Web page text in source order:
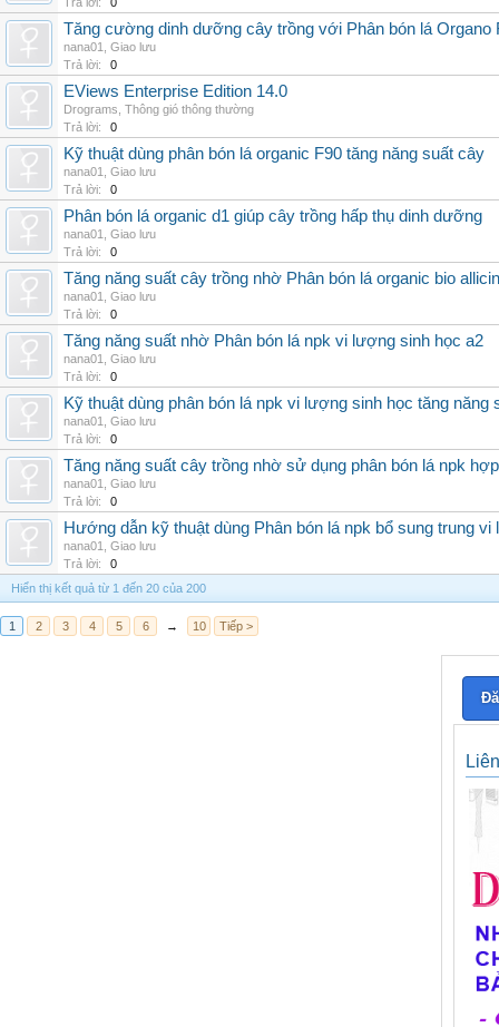
Tăng cường dinh dưỡng cây trồng với Phân bón lá Organo
nana01
Giao lưu
Trả lời:
0
EViews Enterprise Edition 14.0
Drograms Thông gió thông thường
Trả lời:
0
Kỹ thuật dùng phân bón lá organic F90 tăng năng suất cây
nana01
Giao lưu
Trả lời:
0
Phân bón lá organic d1 giúp cây trồng hấp thụ dinh dưỡng
nana01
Giao lưu
Trả lời:
0
Tăng năng suất cây trồng nhờ Phân bón lá organic bio allicin
nana01
Giao lưu
Trả lời:
0
Tăng năng suất nhờ Phân bón lá npk vi lượng sinh học a2
nana01
Giao lưu
Trả lời:
0
Kỹ thuật dùng phân bón lá npk vi lượng sinh học tăng năng
nana01
Giao lưu
Trả lời:
0
Tăng năng suất cây trồng nhờ sử dụng phân bón lá npk
nana01
Giao lưu
Trả lời:
0
Hướng dẫn kỹ thuật dùng Phân bón lá npk bổ sung trung vi
nana01
Giao lưu
Trả lời:
0
Hiển thị kết quả từ 1 đến 20 của 200
1 2 3 4 5 6 → 10 Tiếp >